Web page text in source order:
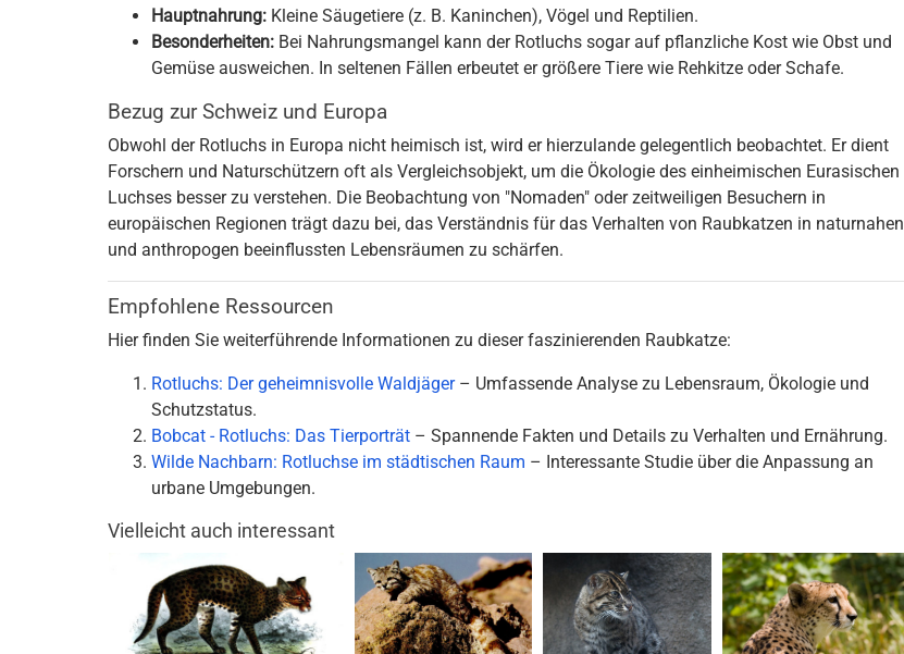
Hauptnahrung: Kleine Säugetiere (z. B. Kaninchen), Vögel und Reptilien.
Besonderheiten: Bei Nahrungsmangel kann der Rotluchs sogar auf pflanzliche Kost wie Obst und
Gemüse ausweichen. In seltenen Fällen erbeutet er größere Tiere wie Rehkitze oder Schafe.
Bezug zur Schweiz und Europa
Obwohl der Rotluchs in Europa nicht heimisch ist, wird er hierzulande gelegentlich beobachtet. Er dient
Forschern und Naturschützern oft als Vergleichsobjekt, um die Ökologie des einheimischen Eurasischen
Luchses besser zu verstehen. Die Beobachtung von "Nomaden" oder zeitweiligen Besuchern in
europäischen Regionen trägt dazu bei, das Verständnis für das Verhalten von Raubkatzen in naturnahen
und anthropogen beeinflussten Lebensräumen zu schärfen.
Empfohlene Ressourcen
Hier finden Sie weiterführende Informationen zu dieser faszinierenden Raubkatze:
Rotluchs: Der geheimnisvolle Waldjäger– Umfassende Analyse zu Lebensraum, Ökologie und
Schutzstatus.
Bobcat - Rotluchs: Das Tierporträt – Spannende Fakten und Details zu Verhalten und Ernährung.
Wilde Nachbarn: Rotluchse im städtischen Raum – Interessante Studie über die Anpassung an
urbane Umgebungen.
Vielleicht auch interessant